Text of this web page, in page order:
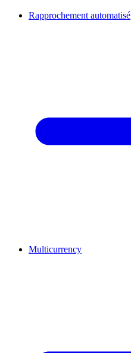
Rapprochement automatisé
Multicurrency